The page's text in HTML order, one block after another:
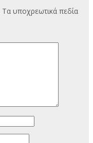
Τα υποχρεωτικά πεδία